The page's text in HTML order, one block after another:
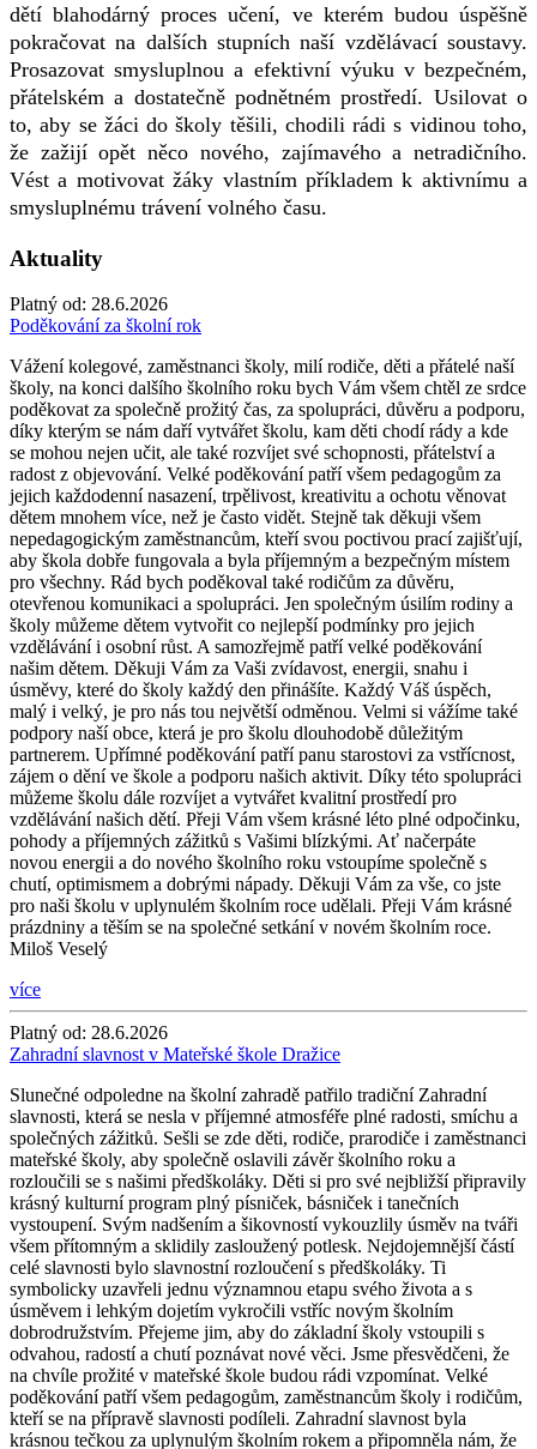
dětí blahodárný proces učení, ve kterém budou úspěšně
pokračovat na dalších stupních naší vzdělávací soustavy.
Prosazovat smysluplnou a efektivní výuku v bezpečném,
přátelském a dostatečně podnětném prostředí. Usilovat o
to, aby se žáci do školy těšili, chodili rádi s vidinou toho,
že zažijí opět něco nového, zajímavého a netradičního.
Vést a motivovat žáky vlastním příkladem k aktivnímu a
smysluplnému trávení volného času.
Aktuality
Platný od: 28.6.2026
Poděkování za školní rok
Vážení kolegové, zaměstnanci školy, milí rodiče, děti a přátelé naší
školy, na konci dalšího školního roku bych Vám všem chtěl ze srdce
poděkovat za společně prožitý čas, za spolupráci, důvěru a podporu,
díky kterým se nám daří vytvářet školu, kam děti chodí rády a kde
se mohou nejen učit, ale také rozvíjet své schopnosti, přátelství a
radost z objevování. Velké poděkování patří všem pedagogům za
jejich každodenní nasazení, trpělivost, kreativitu a ochotu věnovat
dětem mnohem více, než je často vidět. Stejně tak děkuji všem
nepedagogickým zaměstnancům, kteří svou poctivou prací zajišťují,
aby škola dobře fungovala a byla příjemným a bezpečným místem
pro všechny. Rád bych poděkoval také rodičům za důvěru,
otevřenou komunikaci a spolupráci. Jen společným úsilím rodiny a
školy můžeme dětem vytvořit co nejlepší podmínky pro jejich
vzdělávání i osobní růst. A samozřejmě patří velké poděkování
našim dětem. Děkuji Vám za Vaši zvídavost, energii, snahu i
úsměvy, které do školy každý den přinášíte. Každý Váš úspěch,
malý i velký, je pro nás tou největší odměnou. Velmi si vážíme také
podpory naší obce, která je pro školu dlouhodobě důležitým
partnerem. Upřímné poděkování patří panu starostovi za vstřícnost,
zájem o dění ve škole a podporu našich aktivit. Díky této spolupráci
můžeme školu dále rozvíjet a vytvářet kvalitní prostředí pro
vzdělávání našich dětí. Přeji Vám všem krásné léto plné odpočinku,
pohody a příjemných zážitků s Vašimi blízkými. Ať načerpáte
novou energii a do nového školního roku vstoupíme společně s
chutí, optimismem a dobrými nápady. Děkuji Vám za vše, co jste
pro naši školu v uplynulém školním roce udělali. Přeji Vám krásné
prázdniny a těším se na společné setkání v novém školním roce.
Miloš Veselý
více
Platný od: 28.6.2026
Zahradní slavnost v Mateřské škole Dražice
Slunečné odpoledne na školní zahradě patřilo tradiční Zahradní
slavnosti, která se nesla v příjemné atmosféře plné radosti, smíchu a
společných zážitků. Sešli se zde děti, rodiče, prarodiče i zaměstnanci
mateřské školy, aby společně oslavili závěr školního roku a
rozloučili se s našimi předškoláky. Děti si pro své nejbližší připravily
krásný kulturní program plný písniček, básniček i tanečních
vystoupení. Svým nadšením a šikovností vykouzlily úsměv na tváři
všem přítomným a sklidily zasloužený potlesk. Nejdojemnější částí
celé slavnosti bylo slavnostní rozloučení s předškoláky. Ti
symbolicky uzavřeli jednu významnou etapu svého života a s
úsměvem i lehkým dojetím vykročili vstříc novým školním
dobrodružstvím. Přejeme jim, aby do základní školy vstoupili s
odvahou, radostí a chutí poznávat nové věci. Jsme přesvědčeni, že
na chvíle prožité v mateřské škole budou rádi vzpomínat. Velké
poděkování patří všem pedagogům, zaměstnancům školy i rodičům,
kteří se na přípravě slavnosti podíleli. Zahradní slavnost byla
krásnou tečkou za uplynulým školním rokem a připomněla nám, že